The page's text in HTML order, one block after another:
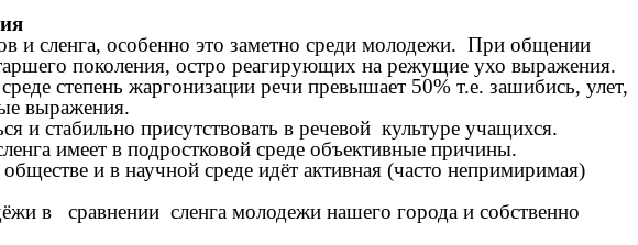
и сленга, особенно это заметно среди молодежи. При общении
поколения, остро реагирующих на режущие ухо выражения.
степень жаргонизации речи превышает 50% т.е. зашибись, улет,
выражения.
и стабильно присутствовать в речевой культуре учащихся.
имеет в подростковой среде объективные причины.
и в научной среде идёт активная (часто непримиримая)
в сравнении сленга молодежи нашего города и собственно